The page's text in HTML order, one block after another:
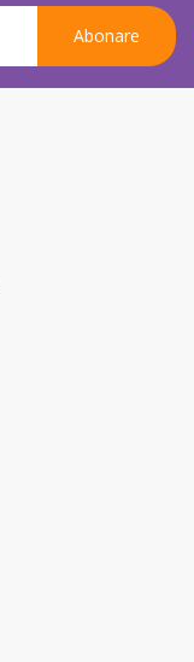
Abonare